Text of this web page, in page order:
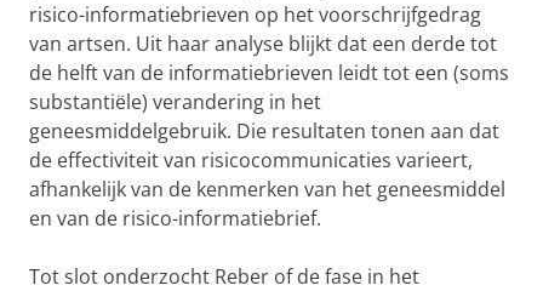
risico-informatiebrieven op het voorschrijfgedrag
van artsen. Uit haar analyse blijkt dat een derde tot
de helft van de informatiebrieven leidt tot een (soms
substantiële) verandering in het
geneesmiddelgebruik. Die resultaten tonen aan dat
de effectiviteit van risicocommunicaties varieert,
afhankelijk van de kenmerken van het geneesmiddel
en van de risico-informatiebrief.
Tot slot onderzocht Reber of de fase in het